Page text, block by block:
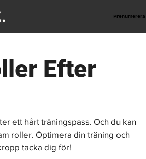
Prenumerera
Efter
ett hårt träningspass. Och du kan
roller. Optimera din träning och
tacka dig för!